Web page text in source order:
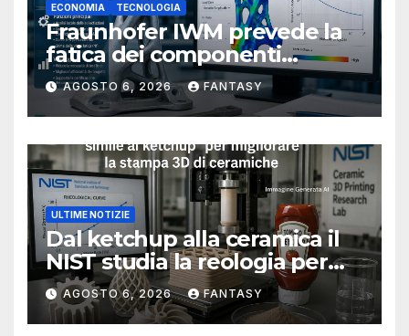
ECONOMIA TECNOLOGIA
Fraunhofer IWM prevede la
fatica dei componenti
metallici stampati in 3D
AGOSTO 6, 2026 FANTASY
ULTIME NOTIZIE
Dal ketchup alla ceramica il
NIST studia la reologia per
rendere più affidabile la
stampa 3D
AGOSTO 6, 2026 FANTASY